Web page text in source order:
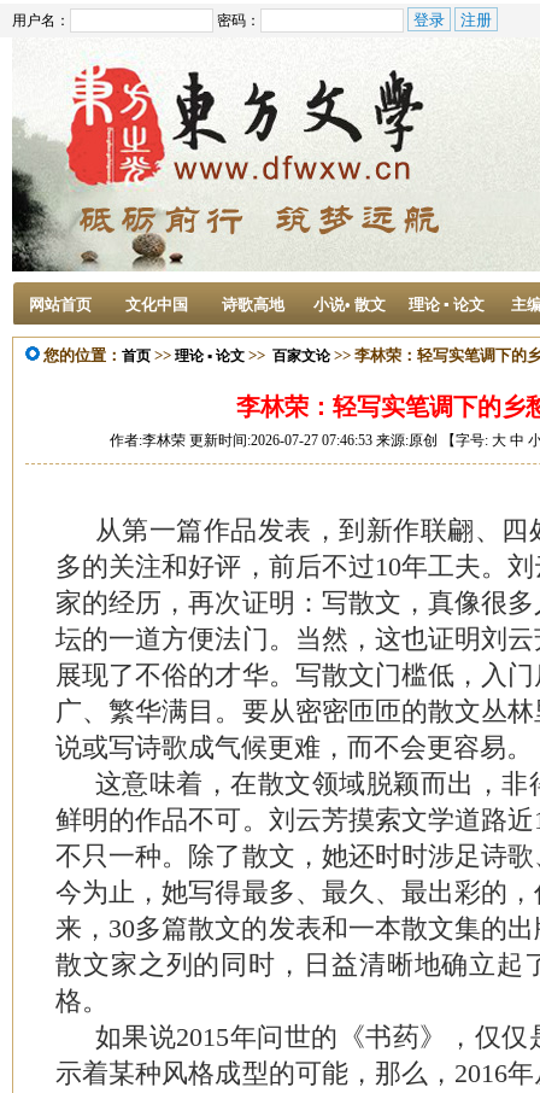
用户名： 密码：
网站首页 文化中国 诗歌高地 小说• 散文 理论 ▪ 论文 主
您的位置： 首页 >> 理论 ▪ 论文 >> 百家文论>> 李林荣：轻写实笔调下的
李林荣：轻写实笔调下的乡
作者:李林荣 更新时间:2026-07-27 07:46:53 来源:原创 【字号: 大 中
从第一篇作品发表，到新作联翩、
多的关注和好评，前后不过10年工夫。
家的经历，再次证明：写散文，真像很
坛的一道方便法门。当然，这也证明刘
展现了不俗的才华。写散文门槛低，入
广、繁华满目。要从密密匝匝的散文丛
说或写诗歌成气候更难，而不会更容易。
这意味着，在散文领域脱颖而出，
鲜明的作品不可。刘云芳摸索文学道路
不只一种。除了散文，她还时时涉足诗
今为止，她写得最多、最久、最出彩的
来，30多篇散文的发表和一本散文集的
散文家之列的同时，日益清晰地确立起
格。
如果说2015年问世的《书药》，仅
示着某种风格成型的可能，那么，2016